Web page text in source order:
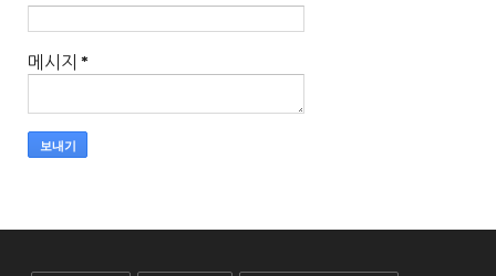
메시지 *